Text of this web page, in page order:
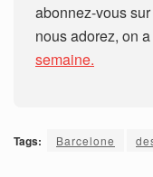
abonnez-vous sur
nous adorez, on a
semaine.
Tags: Barcelone